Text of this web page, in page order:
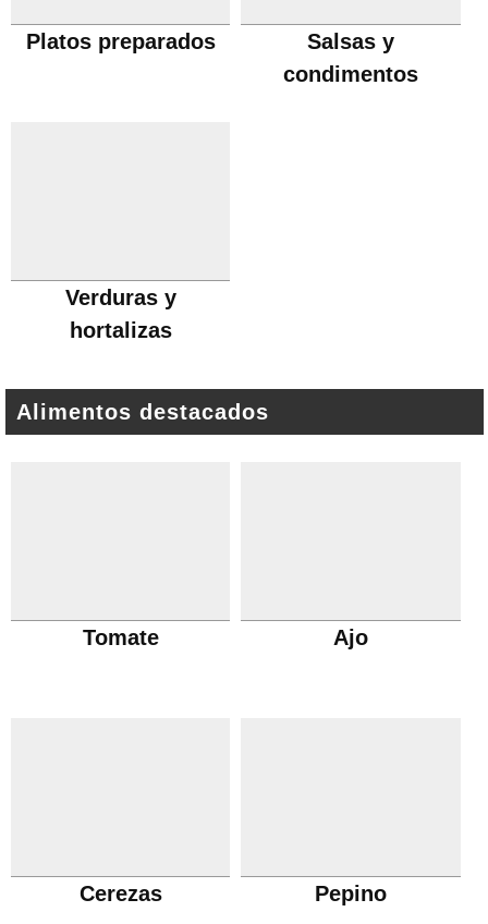
Platos preparados
Salsas y
condimentos
Verduras y
hortalizas
Alimentos destacados
Tomate Ajo
Cerezas Pepino